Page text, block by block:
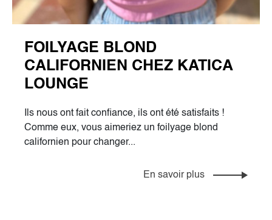
FOILYAGE BLOND
CALIFORNIEN CHEZ KATICA
LOUNGE
Ils nous ont fait confiance, ils ont été satisfaits !
Comme eux, vous aimeriez un foilyage blond
californien pour changer...
En savoir plus